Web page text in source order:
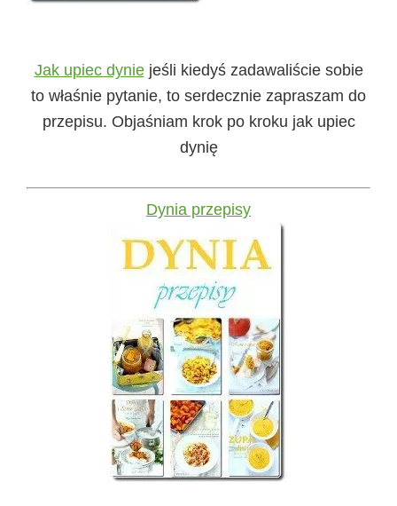
Jak upiec dyniejeśli kiedyś zadawaliście sobie
to właśnie pytanie, to serdecznie zapraszam do
przepisu. Objaśniam krok po kroku jak upiec
dynię
Dynia przepisy